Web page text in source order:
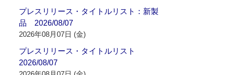
プレスリリース・タイトルリスト：新製
品 2026/08/07
2026年08月07日 (金)
プレスリリース・タイトルリスト
2026/08/07